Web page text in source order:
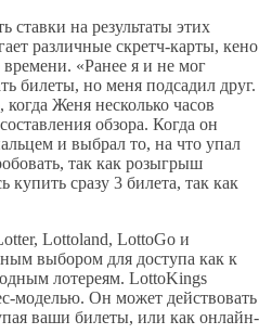
на результаты этих
различные скретч-карты, кено
«Ранее я и не мог
билеты, но меня подсадил друг.
Женя несколько часов
обзора. Когда он
и выбрал то, на что упал
так как розыгрыш
сразу 3 билета, так как
Lottoland, LottoGo и
выбором для доступа как к
лотереям. LottoKings
моделью. Он может действовать
ваши билеты, или как онлайн-